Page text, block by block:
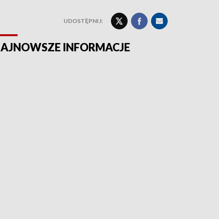
UDOSTĘPNIJ:
INFORMACJE